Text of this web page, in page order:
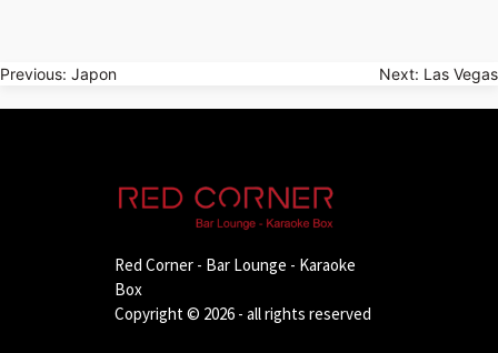
Navigation
de
Previous: Japon Next: Las Vegas
Red Corner - Bar Lounge - Karaoke
Box
Copyright © 2026 - all rights reserved